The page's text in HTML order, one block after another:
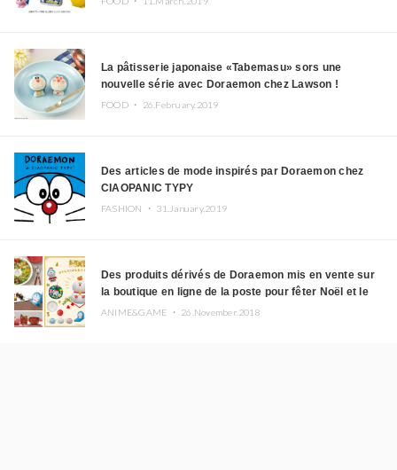
La pâtisserie japonaise «Tabemasu» sors une
nouvelle série avec Doraemon chez Lawson !
FOOD ・ 26.February.2019
Des articles de mode inspirés par Doraemon chez
CIAOPANIC TYPY
FASHION ・ 31.January.2019
Des produits dérivés de Doraemon mis en vente sur
la boutique en ligne de la poste pour fêter Noël et le
jour de l’an
ANIME&GAME ・ 26.November.2018